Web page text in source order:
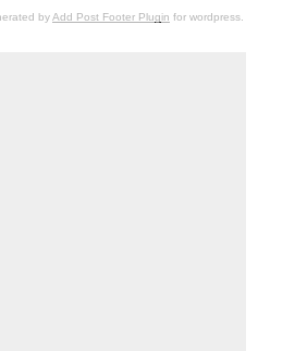
byAdd Post Footer Plugin for wordpress.